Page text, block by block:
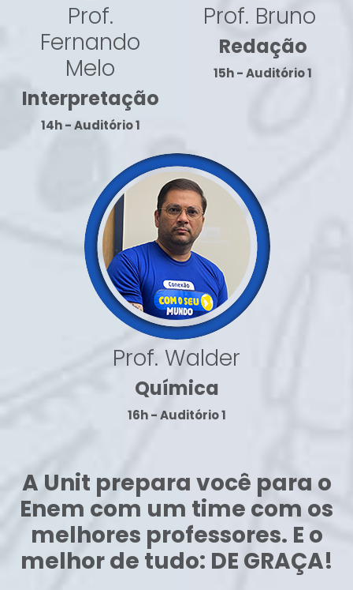
Prof.
Fernando
Melo
Interpretação
14h - Auditório 1
Prof. Bruno
Redação
15h - Auditório 1
Prof. Walder
Química
16h - Auditório 1
A Unit prepara você para o
Enem com um time com os
melhores professores. E o
melhor de tudo: DE GRAÇA!